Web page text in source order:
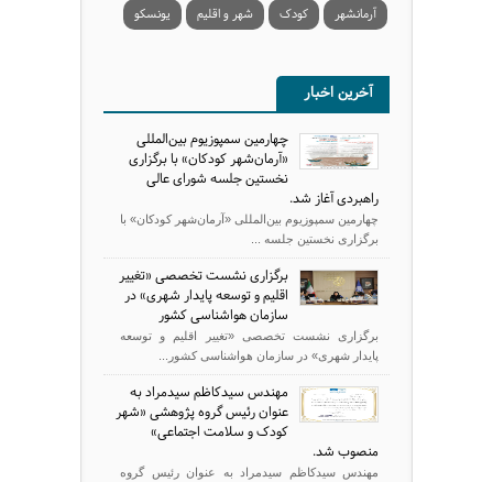
آرمانشهر
کودک شهر و اقلیم یونسکو
آخرین اخبار
چهارمین سمپوزیوم بین‌المللی
«آرمان‌شهر کودکان» با برگزاری
نخستین جلسه شورای عالی
راهبردی آغاز شد.
چهارمین سمپوزیوم بین‌المللی «آرمان‌شهر کودکان» با
برگزاری نخستین جلسه ...
برگزاری نشست تخصصی «تغییر
اقلیم و توسعه پایدار شهری» در
سازمان هواشناسی کشور
برگزاری نشست تخصصی «تغییر اقلیم و توسعه
پایدار شهری» در سازمان هواشناسی کشور...
مهندس سیدکاظم سیدمراد به
عنوان رئیس گروه پژوهشی «شهر
کودک و سلامت اجتماعی»
منصوب شد.
مهندس سیدکاظم سیدمراد به عنوان رئیس گروه